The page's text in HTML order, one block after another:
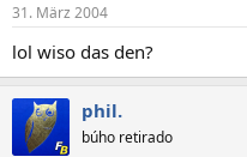
31. März 2004
lol wiso das den?
phil.
búho retirado